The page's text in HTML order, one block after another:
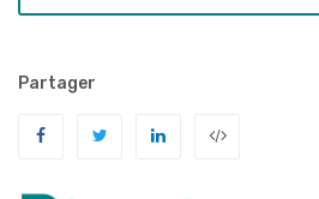
Partager